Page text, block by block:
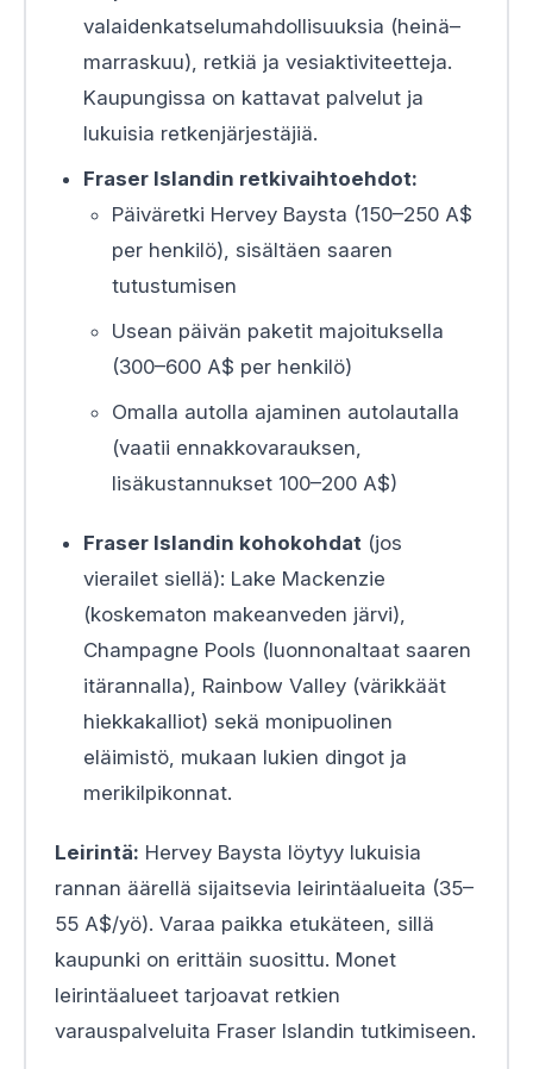
valaidenkatselumahdollisuuksia (heinä–
marraskuu), retkiä ja vesiaktiviteetteja.
Kaupungissa on kattavat palvelut ja
lukuisia retkenjärjestäjiä.
Fraser Islandin retkivaihtoehdot:
Päiväretki Hervey Baysta (150–250 A$
per henkilö), sisältäen saaren
tutustumisen
Usean päivän paketit majoituksella
(300–600 A$ per henkilö)
Omalla autolla ajaminen autolautalla
(vaatii ennakkovarauksen,
lisäkustannukset 100–200 A$)
Fraser Islandin kohokohdat (jos
vierailet siellä): Lake Mackenzie
(koskematon makeanveden järvi),
Champagne Pools (luonnonaltaat saaren
itärannalla), Rainbow Valley (värikkäät
hiekkakalliot) sekä monipuolinen
eläimistö, mukaan lukien dingot ja
merikilpikonnat.
Leirintä: Hervey Baysta löytyy lukuisia
rannan äärellä sijaitsevia leirintäalueita (35–
55 A$/yö). Varaa paikka etukäteen, sillä
kaupunki on erittäin suosittu. Monet
leirintäalueet tarjoavat retkien
varauspalveluita Fraser Islandin tutkimiseen.